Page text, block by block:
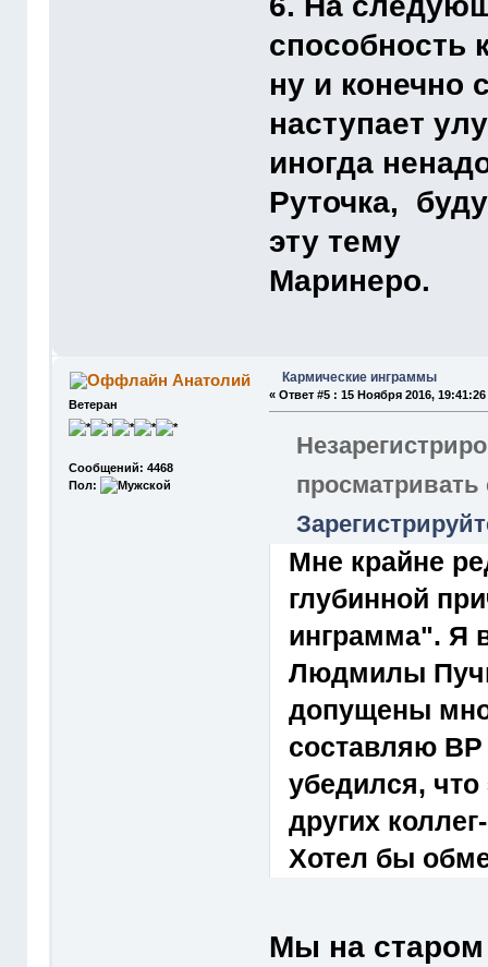
способность
ну и конечно
наступает
иногда
Руточка,
эту тему
Маринеро.
Анатолий
Ветеран
Сообщений: 4468
Пол:
Кармические инграммы
«Ответ #5 : 15 Ноября 2016, 19:41:26
Мне крайне
глубинной
инграмма". Я
Людмилы
допущены
составляю ВР
убедился,
других
Хотел бы
Мы на